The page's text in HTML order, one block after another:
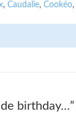
, Caudalie, Cookéo,
birthday…”